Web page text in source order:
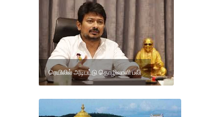
ரெயிலில் அடிபட்டு தொழிலாளி பலி